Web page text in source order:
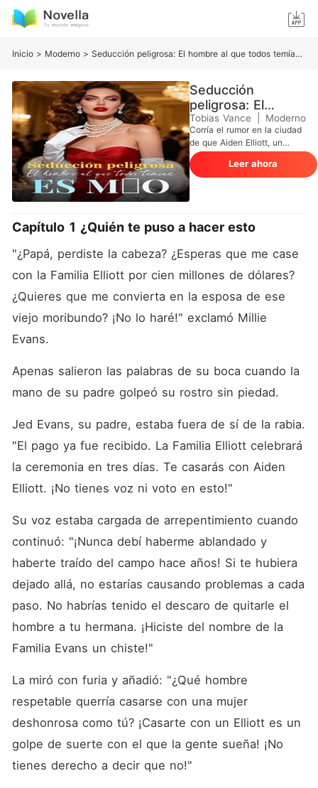
Inicio > Moderno > Seducción peligrosa: El hombre al que todos temían es mío
Seducción
peligrosa: El
hombre al que
todos temían es
mío
Tobias Vance Moderno
Corría el rumor en la ciudad
de que Aiden Elliott, un
hombre poderoso, era un
anciano desagradable y
estaba a las puertas de la
celosa la obligaron a
moribundo. Negándose a
someterse, Millie se rebeló y
pasó la noche con un
acompañante masculino,
que él era precisamente el
"¿Soy viejo y feo?".
"¿Impotente?". "¿Quieres el
divorcio?". Aiden no la
entonces, Millie se convirtió
consentida y protegida como
un tesoro, y era la envidia
de todos.
Leer ahora
Capítulo 1 ¿Quién te puso a hacer esto
"¿Papá, perdiste la cabeza? ¿Esperas que me case
con la Familia Elliott por cien millones de dólares?
¿Quieres que me convierta en la esposa de ese
viejo moribundo? ¡No lo haré!" exclamó Millie
Evans.
Apenas salieron las palabras de su boca cuando la
mano de su padre golpeó su rostro sin piedad.
Jed Evans, su padre, estaba fuera de sí de la rabia.
"El pago ya fue recibido. La Familia Elliott celebrará
la ceremonia en tres días. Te casarás con Aiden
Elliott. ¡No tienes voz ni voto en esto!"
Su voz estaba cargada de arrepentimiento cuando
continuó: "¡Nunca debí haberme ablandado y
haberte traído del campo hace años! Si te hubiera
dejado allá, no estarías causando problemas a cada
paso. No habrías tenido el descaro de quitarle el
hombre a tu hermana. ¡Hiciste del nombre de la
Familia Evans un chiste!"
La miró con furia y añadió: "¿Qué hombre
respetable querría casarse con una mujer
deshonrosa como tú? ¡Casarte con un Elliott es un
golpe de suerte con el que la gente sueña! ¡No
tienes derecho a decir que no!"